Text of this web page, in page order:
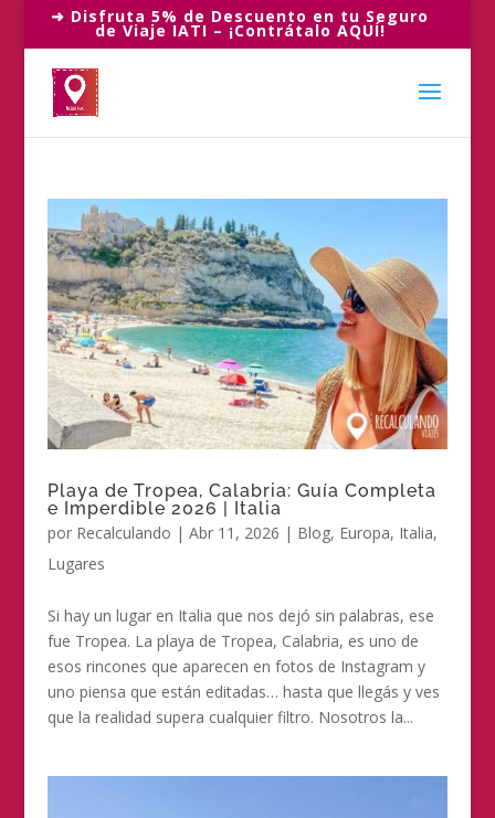
➜ Disfruta 5% de Descuento en tu Seguro
de Viaje IATI – ¡Contrátalo AQUÍ!
Playa de Tropea, Calabria: Guía Completa
e Imperdible 2026 | Italia
por Recalculando | Abr 11, 2026 | Blog, Europa, Italia,
Lugares
Si hay un lugar en Italia que nos dejó sin palabras, ese
fue Tropea. La playa de Tropea, Calabria, es uno de
esos rincones que aparecen en fotos de Instagram y
uno piensa que están editadas… hasta que llegás y ves
que la realidad supera cualquier filtro. Nosotros la...